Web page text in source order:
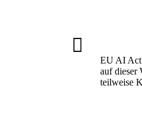

EU AI
auf dieser
teilweise